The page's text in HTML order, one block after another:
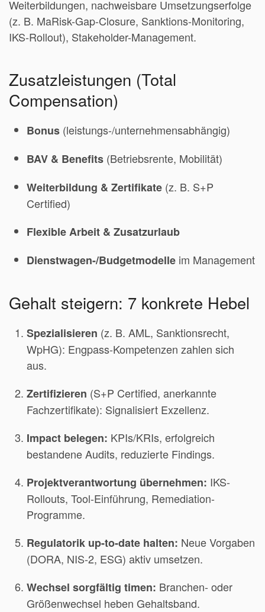
Weiterbildungen, nachweisbare Umsetzungserfolge
(z. B. MaRisk-Gap-Closure, Sanktions-Monitoring,
IKS-Rollout), Stakeholder-Management.
Zusatzleistungen (Total
Compensation)
Bonus (leistungs-/unternehmensabhängig)
BAV & Benefits (Betriebsrente, Mobilität)
Weiterbildung & Zertifikate (z. B. S+P
Certified)
Flexible Arbeit & Zusatzurlaub
Dienstwagen-/Budgetmodelle im Management
Gehalt steigern: 7 konkrete Hebel
Spezialisieren (z. B. AML, Sanktionsrecht,
WpHG): Engpass-Kompetenzen zahlen sich
aus.
Zertifizieren (S+P Certified, anerkannte
Fachzertifikate): Signalisiert Exzellenz.
Impact belegen: KPIs/KRIs, erfolgreich
bestandene Audits, reduzierte Findings.
Projektverantwortung übernehmen: IKS-
Rollouts, Tool-Einführung, Remediation-
Programme.
Regulatorik up-to-date halten: Neue Vorgaben
(DORA, NIS-2, ESG) aktiv umsetzen.
Wechsel sorgfältig timen: Branchen- oder
Größenwechsel heben Gehaltsband.